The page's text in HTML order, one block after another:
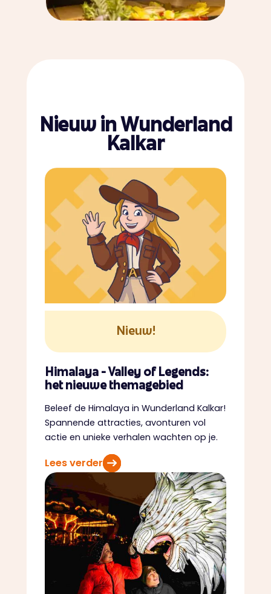
Nieuw in Wunderland
Kalkar
Nieuw!
Himalaya - Valley of Legends:
het nieuwe themagebied
Beleef de Himalaya in Wunderland Kalkar!
Spannende attracties, avonturen vol
actie en unieke verhalen wachten op je.
Lees verder